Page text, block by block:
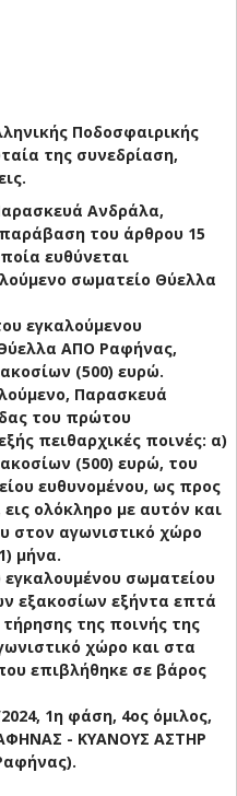
Ποδοσφαιρικής
της συνεδρίαση,
Ανδράλα,
του άρθρου 15
ευθύνεται
σωματείο Θύελλα
εγκαλούμενου
ΑΠΟ Ραφήνας,
(500) ευρώ.
Παρασκευά
του πρώτου
πειθαρχικές ποινές: α)
(500) ευρώ, του
ευθυνομένου, ως προς
ολόκληρο με αυτόν και
στον αγωνιστικό χώρο
μήνα.
σωματείου
εξακοσίων εξήντα επτά
της ποινής της
χώρο και στα
επιβλήθηκε σε βάρος
1η φάση, 4ος όμιλος,
- ΚΥΑΝΟΥΣ ΑΣΤΗΡ